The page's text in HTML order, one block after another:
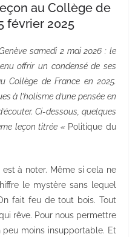
au Collège de
février 2025
samedi 2 mai 2026 : le
offrir un condensé de ses
Collège de France en 2025.
à l’holisme d’une pensée en
Ci-dessous, quelques
leçon titrée « Politique du
à noter. Même si cela ne
le mystère sans lequel
fait feu de tout bois. Tout
rêve. Pour nous permettre
moins insupportable. Et